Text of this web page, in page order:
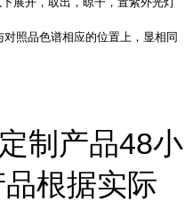
对照品色谱相应的位置上，显相同
制产品48小
根据实际